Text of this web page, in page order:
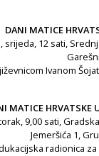
DANI MATICE
srijeda, 12 sati,
Ivanom
MATICE HRVATSKE
9,00 sati,
Jemeršića 1,
edukacijska